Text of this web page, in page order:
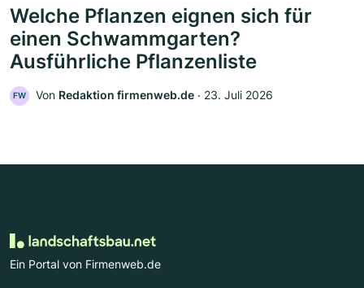
Welche Pflanzen eignen sich für
einen Schwammgarten?
Ausführliche Pflanzenliste
FW Von Redaktion firmenweb.de ‧ 23. Juli 2026
Ein Portal von Firmenweb.de